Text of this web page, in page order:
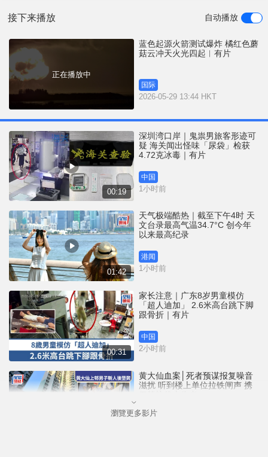
e
接下来播放 自动播放
正在播放中
蓝色起源火箭测试爆炸 橘红色蘑
菇云冲天火光四起︱有片
国际
2026-05-29 13:44 HKT
00:19
深圳湾口岸｜鬼祟男旅客形迹可
疑 海关闻出怪味「尿袋」检获
4.72克冰毒｜有片
中国
1小时前
01:42
天气极端酷热｜截至下午4时 天
文台录最高气温34.7°C 创今年
以来最高纪录
港闻
1小时前
00:31
家长注意｜广东8岁男童模仿
「超人迪加」 2.6米高台跳下脚
跟骨折｜有片
中国
2小时前
黄大仙血案│死者预谋报复噪音
滋扰 听到楼上单位拉铁闸声 携
港闻
瀏覽更多影片